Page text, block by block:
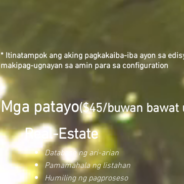
* Itinatampok ang aking pagkakaiba-iba ayon sa
makipag-ugnayan sa amin para sa configuration
Mga patayo($45/buwan bawat
Real-Estate
Database ng ari-arian
Pamamahala ng listahan
Humiling ng pagproseso